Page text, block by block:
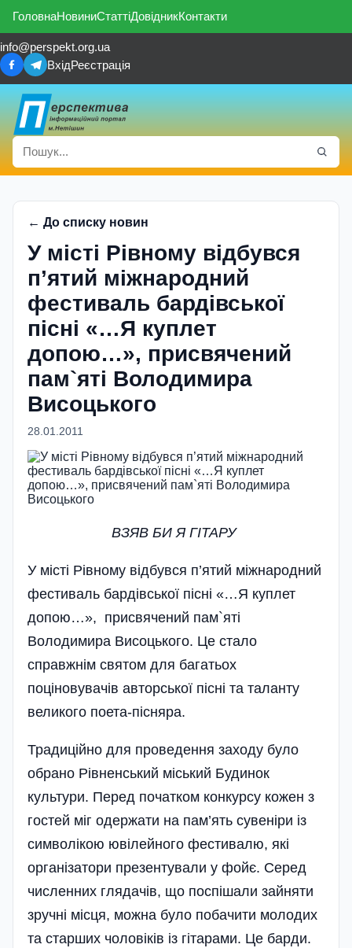
ГоловнаНовиниСтаттіДовідникКонтакти
info@perspekt.org.ua
ВхідРеєстрація
← До списку новин
У місті Рівному відбувся
п’ятий міжнародний
фестиваль бардівської
пісні «…Я куплет
допою…», присвячений
пам`яті Володимира
Висоцького
28.01.2011
ВЗЯВ БИ Я ГIТАРУ
У місті Рівному відбувся п’ятий міжнародний
фестиваль бардівської пісні «…Я куплет
допою…», присвячений пам`яті
Володимира Висоцького. Це стало
справжнім святом для багатьох
поціновувачів авторської пісні та таланту
великого поета-пісняра.
Традиційно для проведення заходу було
обрано Рівненський міський Будинок
культури. Перед початком конкурсу кожен з
гостей міг одержати на пам’ять сувеніри із
символікою ювілейного фестивалю, які
організатори презентували у фойє. Серед
численних глядачів, що поспішали зайняти
зручні місця, можна було побачити молодих
та старших чоловіків із гітарами. Це барди.